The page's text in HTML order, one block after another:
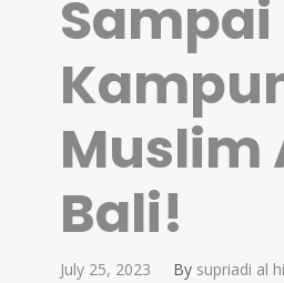
Sampai
Muslim
Bali!
July 25, 2023 By supriadi al